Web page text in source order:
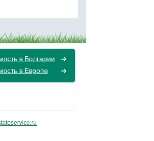
в Болгарии
в Европе